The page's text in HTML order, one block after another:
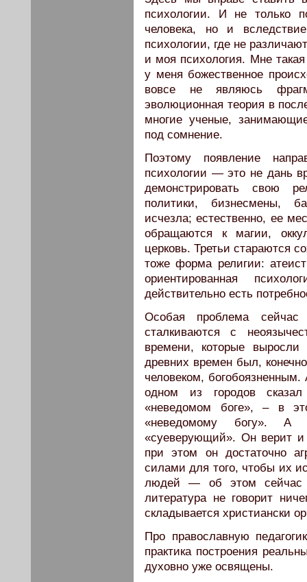
психологии. И не только
человека, но и
психологии, где не
и моя психология. Мне
у меня божественное
вовсе не являюсь
эволюционная теория в
многие ученые,
под сомнение.
Поэтому появление
психологии — это не дань
демонстрировать свою
политики, бизнесмены,
исчезла; естественно, ее
обращаются к магии,
церковь. Третьи стараются
тоже форма религии:
ориентированная
действительно есть
Особая проблема
сталкиваются с
времени, которые выросли
древних времен был,
человеком,
одном из городов
«неведомом боге», – в
«неведомому богу».
«суеверующий». Он верит
при этом он достаточно
силами для того, чтобы их
людей — об этом сейчас
литература не говорит
складывается христиански
Про православную
практика построения
духовно уже освящены.